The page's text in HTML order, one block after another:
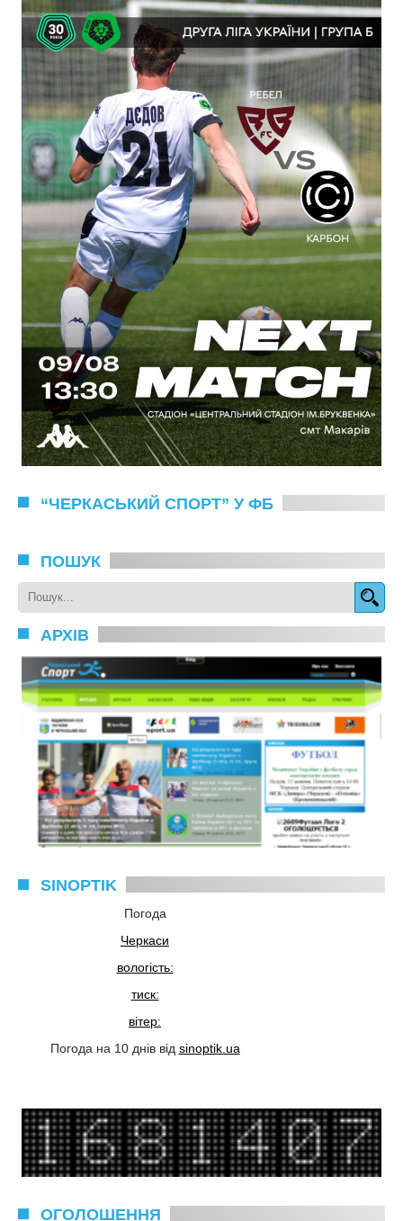
“ЧЕРКАСЬКИЙ СПОРТ” У ФБ
ПОШУК
АРХІВ
SINOPTIK
Погода
Черкаси
вологість:
тиск:
вітер:
Погода на 10 днів від sinoptik.ua
ОГОЛОШЕННЯ